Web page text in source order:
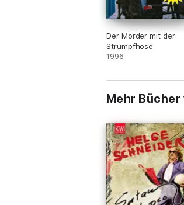
Der Mörder mit der
Strumpfhose
1996
Mehr